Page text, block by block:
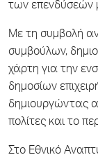
των επενδύσεών
Με τη συμβολή
συμβούλων,
χάρτη για την
δημοσίων
δημιουργώντας
πολίτες και το
Στο Εθνικό